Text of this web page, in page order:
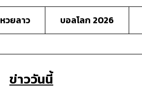
หวยลาว บอลโลก 2026
ข่าววันนี้